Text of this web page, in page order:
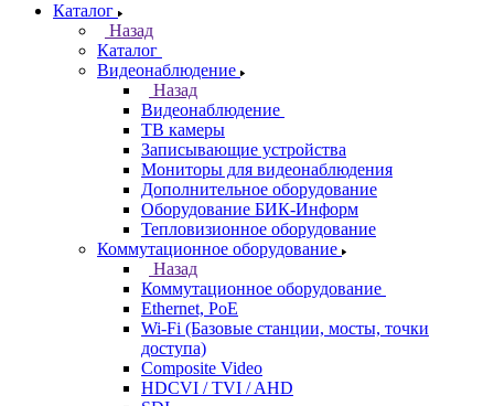
Каталог
Назад
Каталог
Видеонаблюдение
Назад
Видеонаблюдение
ТВ камеры
Записывающие устройства
Мониторы для видеонаблюдения
Дополнительное оборудование
Оборудование БИК-Информ
Тепловизионное оборудование
Коммутационное оборудование
Назад
Коммутационное оборудование
Ethernet, PoE
Wi-Fi (Базовые станции, мосты, точки
доступа)
Composite Video
HDCVI / TVI / AHD